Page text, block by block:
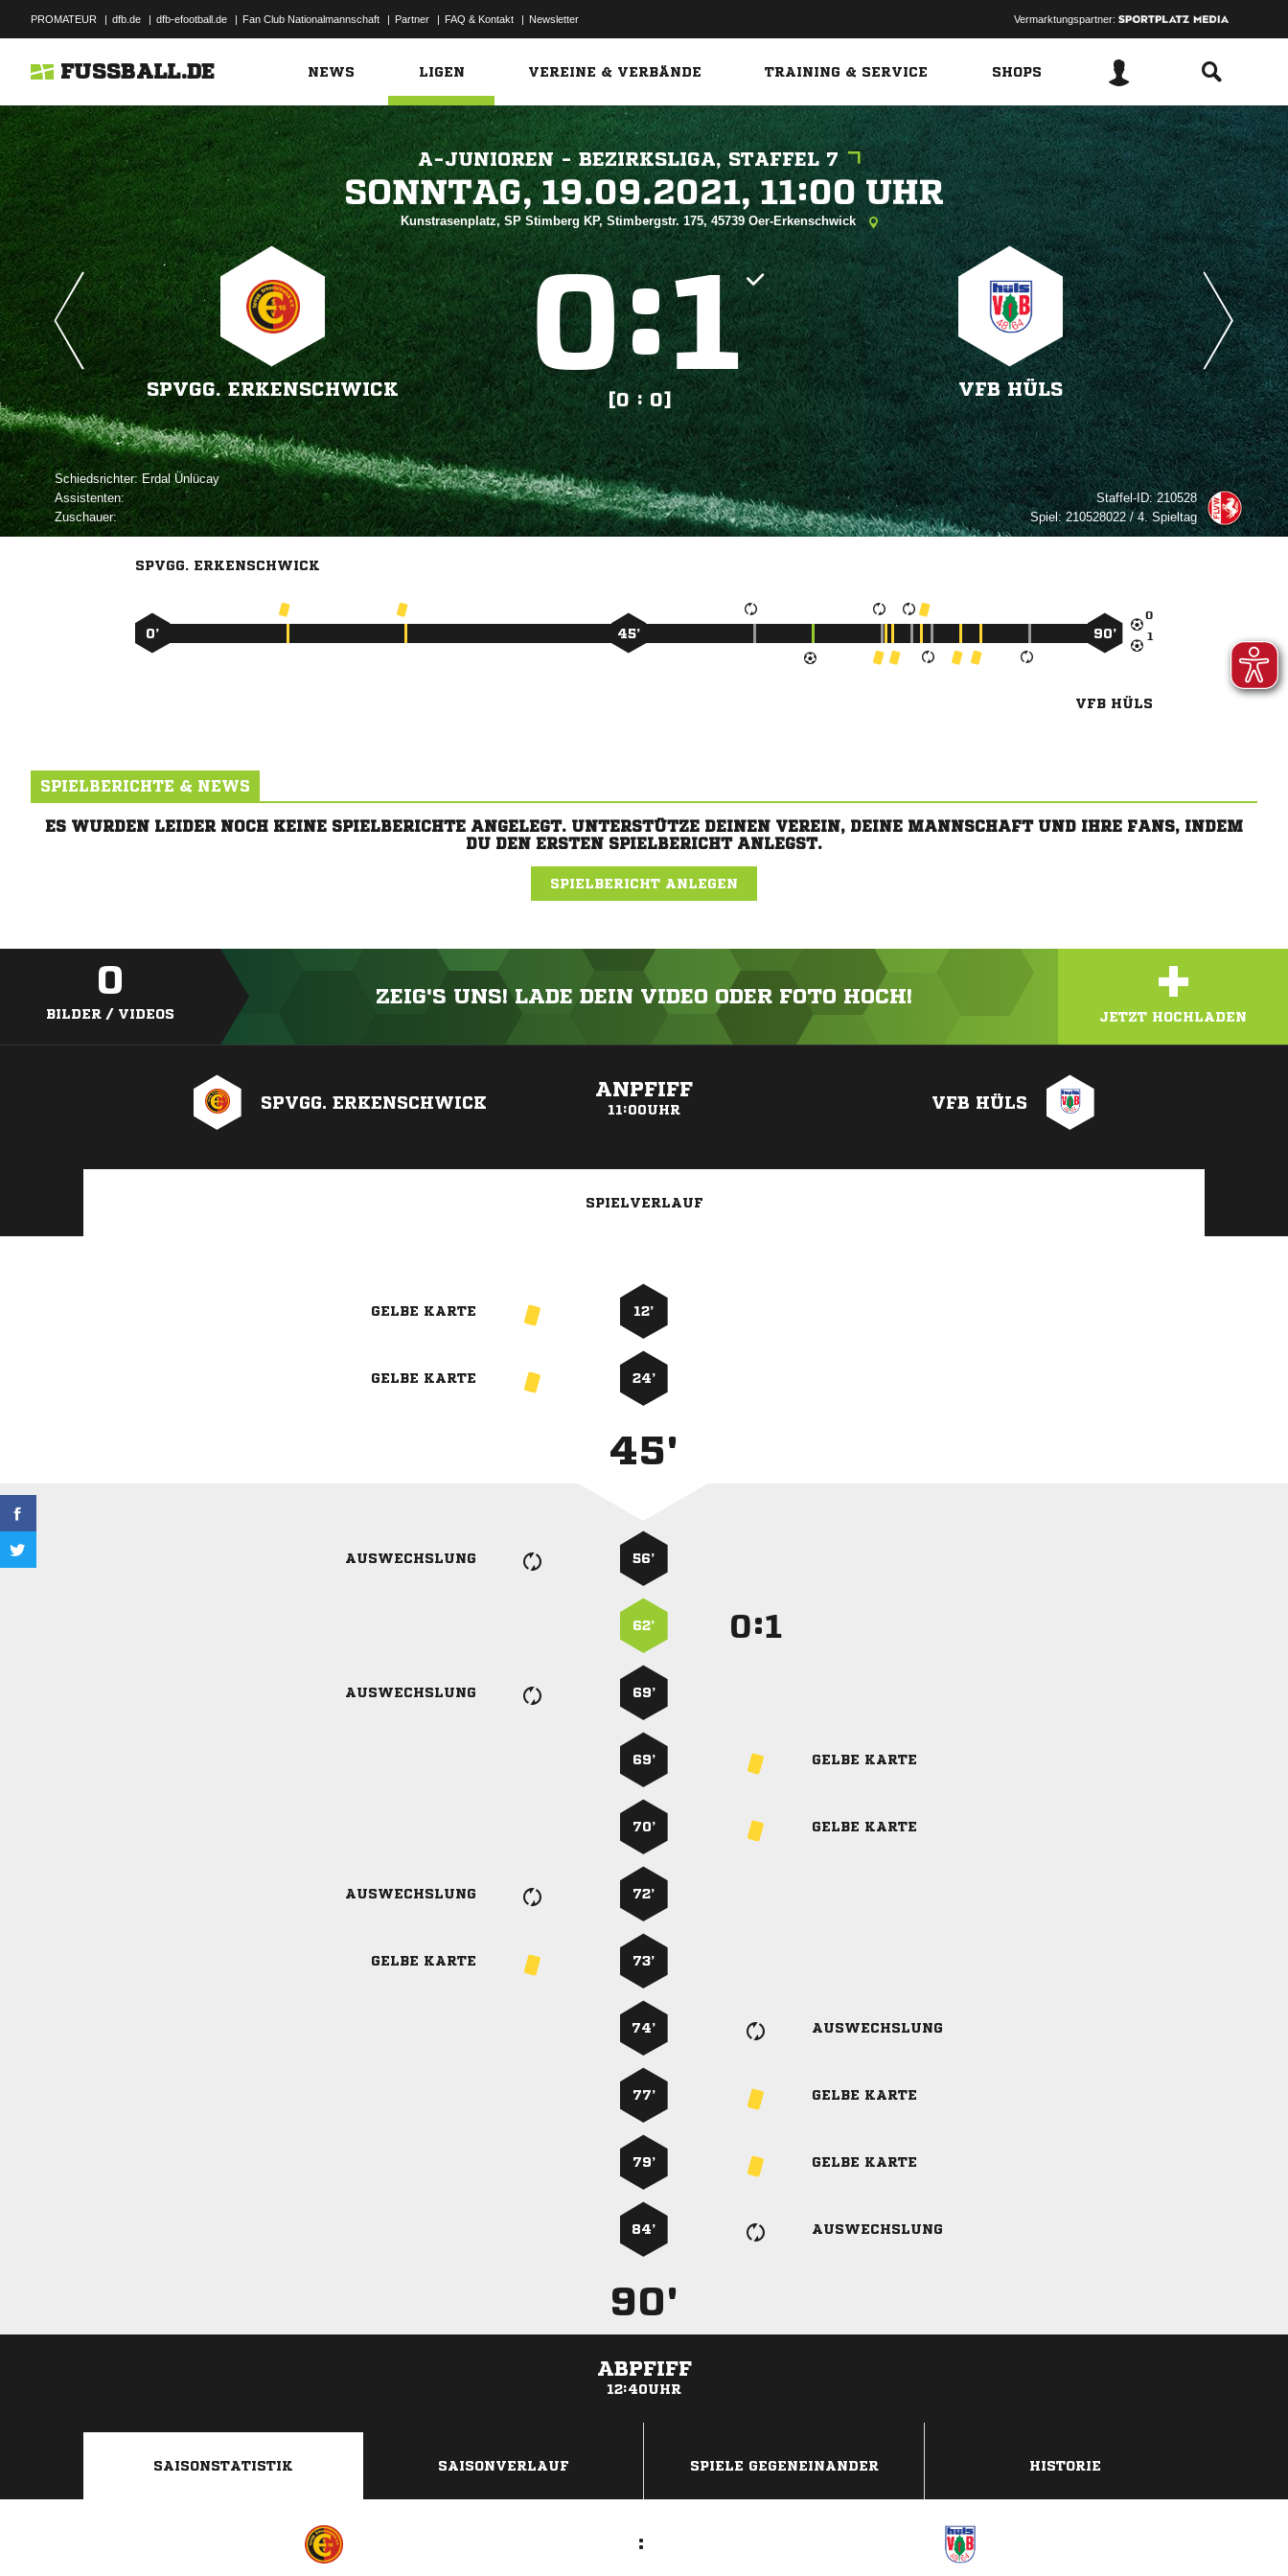
PROMATEUR | dfb.de | dfb-efootball.de | Fan Club Nationalmannschaft | Partner | FAQ & Kontakt | Newsletter Vermarktungspartner:
FUSSBALL.DE NEWS LIGEN VEREINE & VERBÄNDE TRAINING & SERVICE SHOPS
A-JUNIOREN - BEZIRKSLIGA, STAFFEL 7
   
Kunstrasenplatz, SP Stimberg KP, Stimbergstr. 175, 45739 Oer-Erkenschwick
SPVGG. ERKENSCHWICK
:
[0 : 0]
VFB HÜLS
Schiedsrichter: 
Assistenten:
Zuschauer:
Staffel-ID:210528
Spiel:210528022 / 4. Spieltag
SPVGG. ERKENSCHWICK


0’ 45’ 90’
VFB HÜLS
SPIELBERICHTE & NEWS
ES WURDEN LEIDER NOCH KEINE SPIELBERICHTE ANGELEGT. UNTERSTÜTZE DEINEN VEREIN, DEINE MANNSCHAFT UND IHRE FANS, INDEM
DU DEN ERSTEN SPIELBERICHT ANLEGST.
SPIELBERICHT ANLEGEN
0
BILDER / VIDEOS
ZEIG'S UNS! LADE DEIN VIDEO ODER FOTO HOCH! +
JETZT HOCHLADEN
SPVGG. ERKENSCHWICK
ANPFIFF
11:00UHR VFB HÜLS
SPIELVERLAUF
GELBE KARTE 12’
GELBE KARTE 24’
45'
AUSWECHSLUNG 56’
62’ :
AUSWECHSLUNG 69’
69’ GELBE KARTE
70’ GELBE KARTE
AUSWECHSLUNG 72’
GELBE KARTE 73’
74’ AUSWECHSLUNG
77’ GELBE KARTE
79’ GELBE KARTE
84’ AUSWECHSLUNG
90'
ABPFIFF
12:40UHR
SAISONSTATISTIK SAISONVERLAUF SPIELE GEGENEINANDER HISTORIE
: